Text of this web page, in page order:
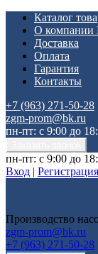
Каталог
О компании
Доставка
Оплата
Гарантия
Контакты
+7 (963) 271-50-28
zgm-prom@bk.ru
пн-пт: с 9:00 до
пн-пт: с 9:00 до
Вход | Регистрация
Производство
zgm-prom@bk.ru
+7 (963) 271-50-28